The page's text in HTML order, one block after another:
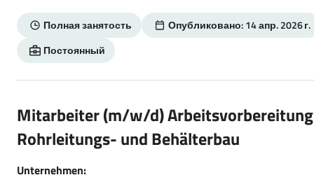
Полная занятость
Опубликовано: 14 апр. 2026 г.
Постоянный
Mitarbeiter (m/w/d)
Rohrleitungs- und Behälterbau
Unternehmen: